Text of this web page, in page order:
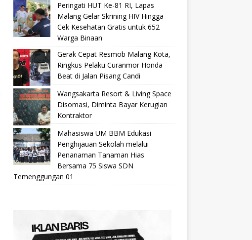
Peringati HUT Ke-81 RI, Lapas
Malang Gelar Skrining HIV Hingga
Cek Kesehatan Gratis untuk 652
Warga Binaan
Gerak Cepat Resmob Malang Kota,
Ringkus Pelaku Curanmor Honda
Beat di Jalan Pisang Candi
Wangsakarta Resort & Living Space
Disomasi, Diminta Bayar Kerugian
Kontraktor
Mahasiswa UM BBM Edukasi
Penghijauan Sekolah melalui
Penanaman Tanaman Hias
Bersama 75 Siswa SDN
Temenggungan 01